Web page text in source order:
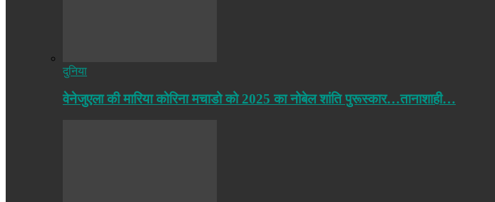
दुनिया
वेनेजुएला की मारिया कोरिना मचाडो को 2025 का नोबेल शांति पुरूस्कार…तानाशाही…